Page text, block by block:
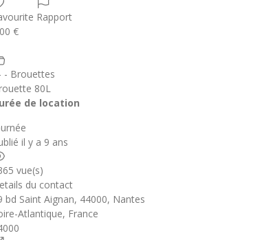
Rapport
€
- Brouettes
80L
de location
il y a 9 ans
vue(s)
du contact
bd Saint Aignan, 44000, Nantes
Atlantique, France